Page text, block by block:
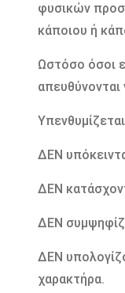
φυσικών
κάποιου ή
Ωστόσο όσοι
ΔΕΝ
ΔΕΝ
ΔΕΝ
ΔΕΝ
χαρακτήρα.